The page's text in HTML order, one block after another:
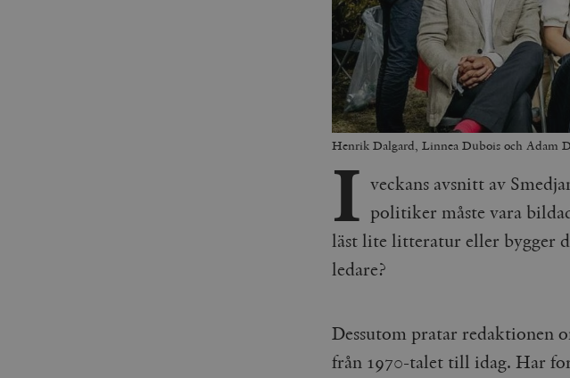
Henrik Dalgard, Linnea Dubois och Adam
I veckans avsnitt av
politiker måste vara
läst lite litteratur eller bygger
ledare?
Dessutom pratar redaktionen
från 1970-talet till idag. Har